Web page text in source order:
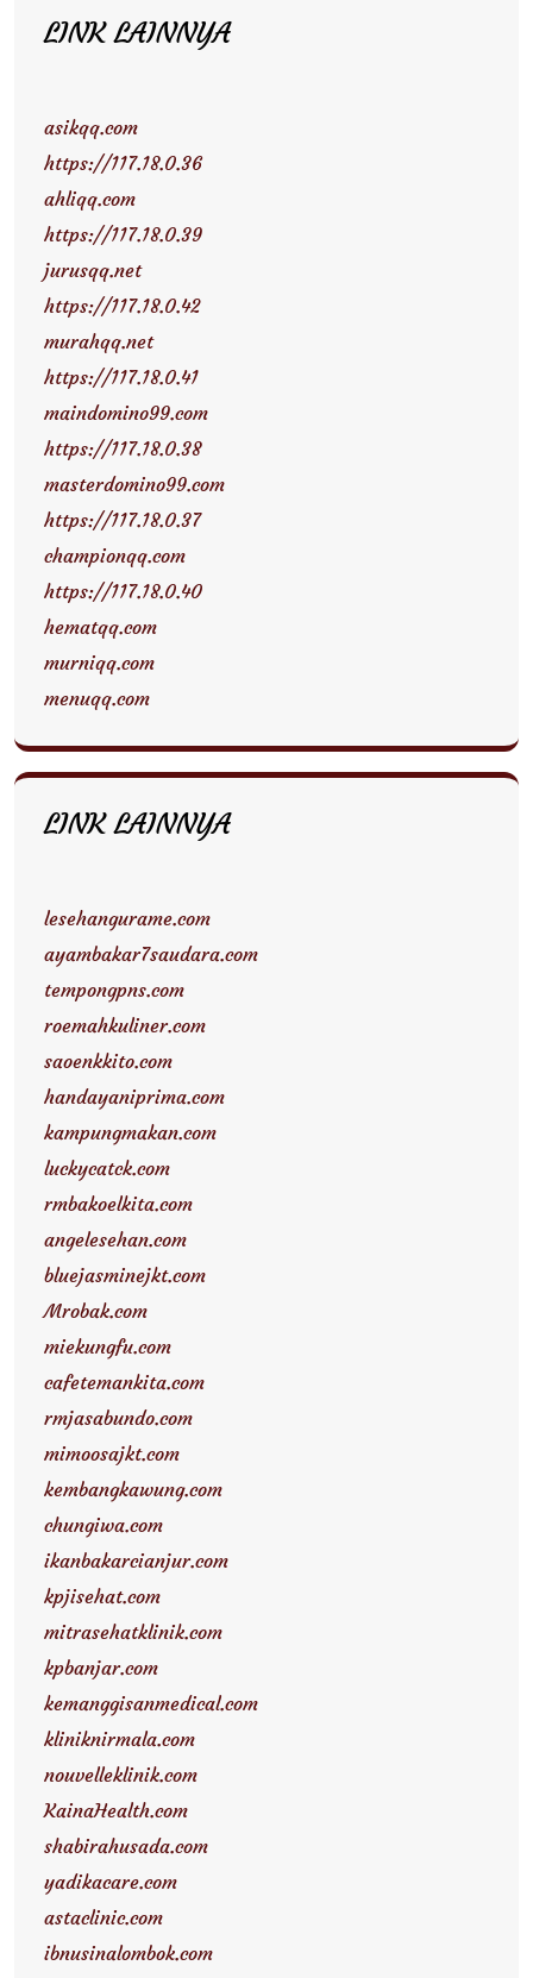
LINK LAINNYA
asikqq.com
https://117.18.0.36
ahliqq.com
https://117.18.0.39
jurusqq.net
https://117.18.0.42
murahqq.net
https://117.18.0.41
maindomino99.com
https://117.18.0.38
masterdomino99.com
https://117.18.0.37
championqq.com
https://117.18.0.40
hematqq.com
murniqq.com
menuqq.com
LINK LAINNYA
lesehangurame.com
ayambakar7saudara.com
tempongpns.com
roemahkuliner.com
saoenkkito.com
handayaniprima.com
kampungmakan.com
luckycatck.com
rmbakoelkita.com
angelesehan.com
bluejasminejkt.com
Mrobak.com
miekungfu.com
cafetemankita.com
rmjasabundo.com
mimoosajkt.com
kembangkawung.com
chungiwa.com
ikanbakarcianjur.com
kpjisehat.com
mitrasehatklinik.com
kpbanjar.com
kemanggisanmedical.com
kliniknirmala.com
nouvelleklinik.com
KainaHealth.com
shabirahusada.com
yadikacare.com
astaclinic.com
ibnusinalombok.com